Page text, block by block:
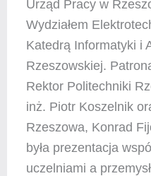
Urząd Pracy w
Wydziałem
Katedrą Informatyki i
Rzeszowskiej.
Rektor Politechniki
inż. Piotr Koszelnik
Rzeszowa, Konrad
była prezentacja
uczelniami a